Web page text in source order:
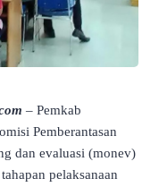
– Pemkab
Pemberantasan
dan evaluasi (monev)
pelaksanaan